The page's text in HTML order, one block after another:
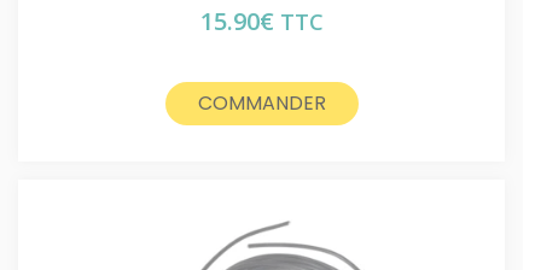
15.90€ TTC
COMMANDER